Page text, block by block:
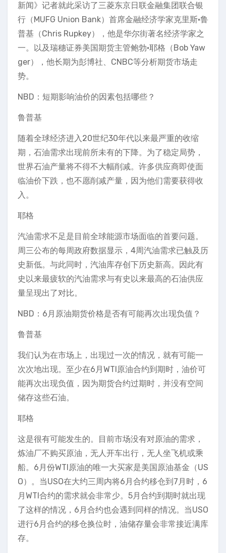
新闻》记者就此采访了三菱东京日联金融集团联合银
行（MUFG Union Bank）首席金融经济学家克里斯·鲁
普基（Chris Rupkey），他是华尔街著名经济学家之
一。以及瑞穗证券美国期货主管鲍勃·耶格（Bob Yaw
ger），他长期为彭博社、CNBC等分析期货市场走
势。
NBD：短期影响油价的因素包括哪些？
鲁普基
随着全球经济进入20世纪30年代以来最严重的收缩
期，石油需求出现前所未有的下降。为了稳定局势，
世界石油产量将不得不大幅削减。许多供应商即使面
临油价下跌，也不愿削减产量，因为他们需要获得收
入。
耶格
汽油需求不足是目前全球能源市场面临的首要问题。
周三公布的每周政府数据显示，4周汽油需求已触及历
史新低。与此同时，汽油库存创下历史新高。因此有
史以来最疲软的汽油需求与有史以来最高的石油供应
量呈现出了对比。
NBD：6月原油期货价格是否有可能再次出现负值？
鲁普基
我们认为在市场上，出现过一次的情况，就有可能一
次次地出现。至少在6月WTI原油合约到期时，油价可
能再次出现负值，因为期货合约过期时，并没有空间
储存这些石油。
耶格
这是很有可能发生的。目前市场没有对原油的需求，
炼油厂不购买原油，无人开车出行，无人坐飞机或乘
船。6月份WTI原油的唯一大买家是美国原油基金（US
O）。当USO在大约三周内将6月合约移仓到7月时，6
月WTI合约的需求就会非常少。5月合约到期时就出现
了这样的情况，6月合约也会遇到同样的情况。当USO
进行6月合约的移仓换位时，油储存量会非常接近满库
存。